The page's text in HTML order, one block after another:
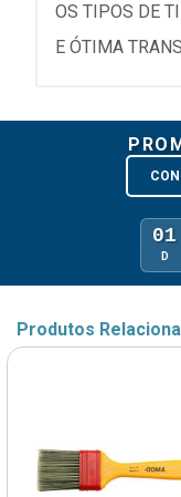
OS TIPOS DE
E ÓTIMA
01
D
Produtos